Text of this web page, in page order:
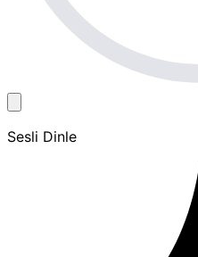
Sesli Dinle